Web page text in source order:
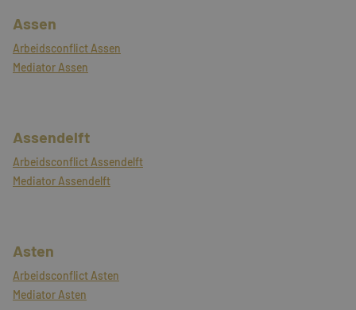
Assen
Arbeidsconflict Assen
Mediator Assen
Assendelft
Arbeidsconflict Assendelft
Mediator Assendelft
Asten
Arbeidsconflict Asten
Mediator Asten